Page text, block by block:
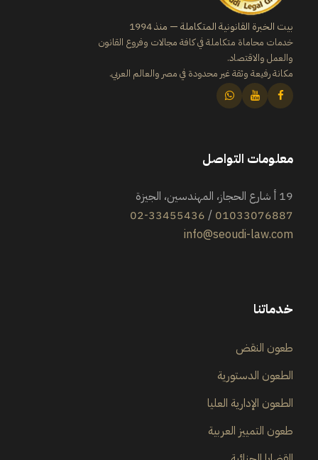
بيت الخبرة القانونية المتكاملة — منذ 1994
خدمات محاماة متكاملة في كافة مجالات وفروع القانون
والعمل والاقتصاد.
مكانة رفيعة وثقة غير محدودة في مصر والعالم العربي.
معلومات التواصل
19 أ شارع الحجاز، المهندسين، الجيزة
01033076887
/
02-33455436
info@seoudi-law.com
خدماتنا
طعون النقض
الطعون الدستورية
الطعون الإدارية العليا
طعون التمييز العربية